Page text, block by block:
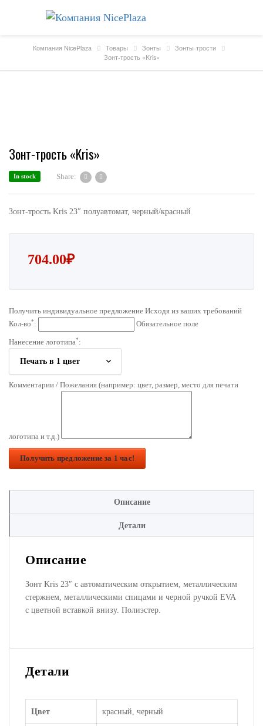
Компания NicePlaza Товары Зонты
Зонты-трости
Зонт-трость «Kris»
Зонт-трость «Kris»
Share:
In stock
Зонт-трость Kris 23″ полуавтомат, черный/красный
704.00₽
Получить индивидуальное предложение Исходя из ваших требований
Кол-во* : Обязательное поле
Нанесение логотипа* :
Комментарии / Пожелания (например: цвет, размер, место для печати
логотипа и т.д.)
Получить предложение за 1 час!
Описание
Детали
Описание
Зонт Kris 23″ с автоматическим открытием, металлическим
стержнем, металлическими спицами и черной ручкой EVA
с цветной вставкой внизу. Полиэстер.
Детали
Цвет красный, черный